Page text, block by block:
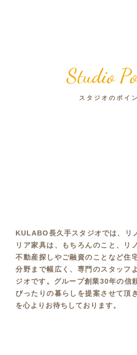
Studio
スタジオのポイ
KULABO長久手スタジオでは、リ
リア家具は、もちろんのこと、リ
不動産探しやご融資のことなど住
分野まで幅広く、専門のスタッフ
ジオです。グループ創業30年の信
ぴったりの暮らしを提案させて頂
を心よりお待ちしております。